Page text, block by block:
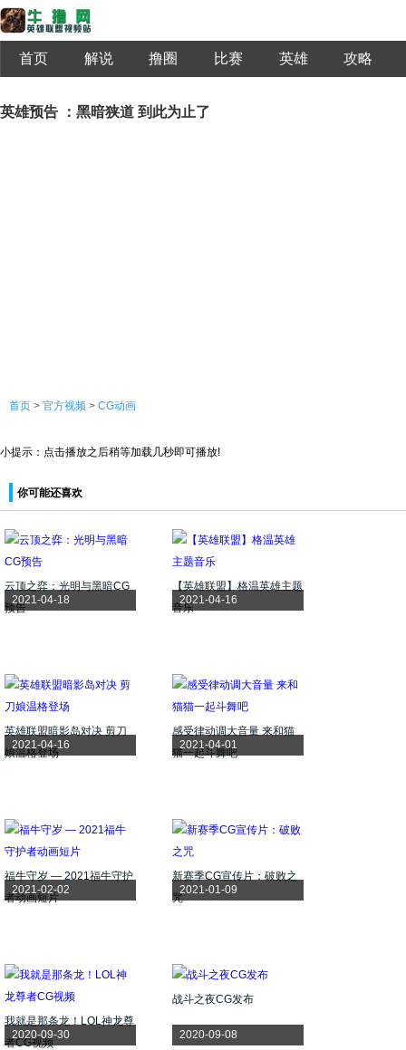
首页 解说 撸圈 比赛 英雄 攻略
英雄预告 ：黑暗狭道 到此为止了
首页 > 官方视频 > CG动画
小提示：点击播放之后稍等加载几秒即可播放!
你可能还喜欢
2021-04-18
云顶之弈：光明与黑暗CG
预告
2021-04-16
【英雄联盟】格温英雄主题
音乐
2021-04-16
英雄联盟暗影岛对决 剪刀
娘温格登场
2021-04-01
感受律动调大音量 来和猫
猫一起斗舞吧
2021-02-02
福牛守岁 — 2021福牛守护
者动画短片
2021-01-09
新赛季CG宣传片：破败之
咒
2020-09-30
我就是那条龙！LOL神龙尊
者CG视频
2020-09-08
战斗之夜CG发布